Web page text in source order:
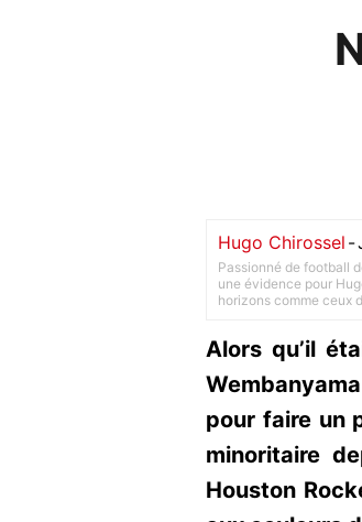
Hugo Chirossel -
Passionné de football
une évidence pour
horizons comme ceux
Alors qu’il
pour faire un
minoritaire
Houston